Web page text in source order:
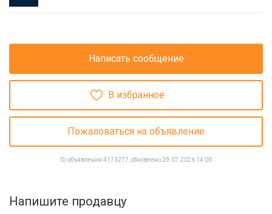
Написать сообщение
В избранное
Пожаловаться на объявление
ID объявления 4173277, обновлено 29.07.2026 14:00
Напишите продавцу